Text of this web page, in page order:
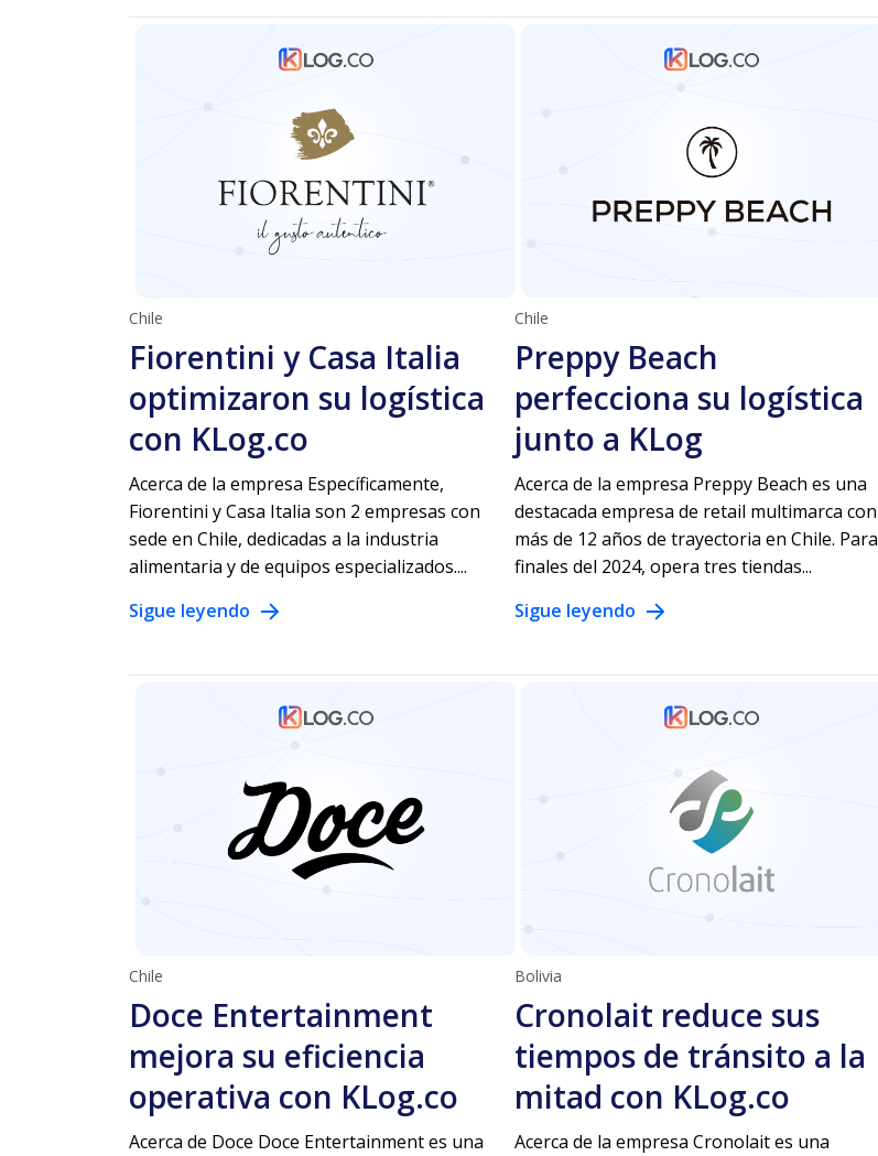
Chile
Fiorentini y Casa Italia
optimizaron su logística
con KLog.co
Acerca de la empresa Específicamente,
Fiorentini y Casa Italia son 2 empresas con
sede en Chile, dedicadas a la industria
alimentaria y de equipos especializados....
Sigue leyendo
Chile
Preppy Beach
perfecciona su logística
junto a KLog
Acerca de la empresa Preppy Beach es una
destacada empresa de retail multimarca con
más de 12 años de trayectoria en Chile. Para
finales del 2024, opera tres tiendas...
Sigue leyendo
Chile
Doce Entertainment
mejora su eficiencia
operativa con KLog.co
Acerca de Doce Doce Entertainment es una
Bolivia
Cronolait reduce sus
tiempos de tránsito a la
mitad con KLog.co
Acerca de la empresa Cronolait es una